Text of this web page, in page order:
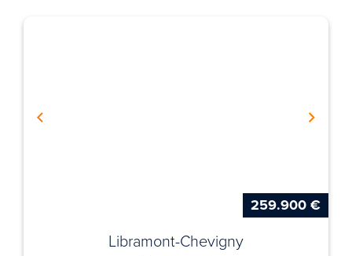
259.900 €
Libramont-Chevigny